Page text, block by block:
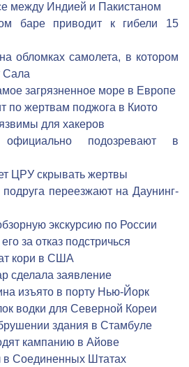
между Индией и Пакистаном
баре приводит к гибели 15
обломках самолета, в котором
Сала
загрязненное море в Европе
по жертвам поджога в Киото
для хакеров
подозревают в
ЦРУ скрывать жертвы
переезжают на Даунинг-
экскурсию по России
за отказ подстричься
кори в США
сделала заявление
изъято в порту Нью-Йорк
водки для Северной Кореи
здания в Стамбуле
кампанию в Айове
в Соединенных Штатах